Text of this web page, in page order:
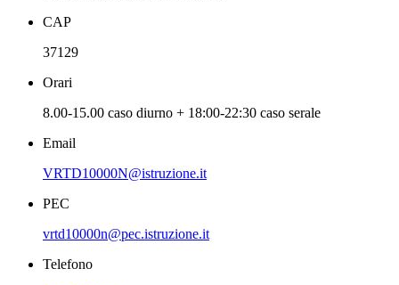
CAP
37129
Orari
8.00-15.00 caso diurno + 18:00-22:30 caso serale
Email
VRTD10000N@istruzione.it
PEC
vrtd10000n@pec.istruzione.it
Telefono